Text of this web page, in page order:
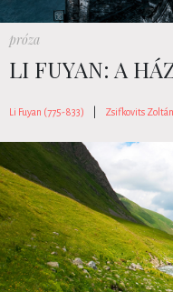
próza
LI FUYAN: A
Li Fuyan (775-833) Zsifkovits